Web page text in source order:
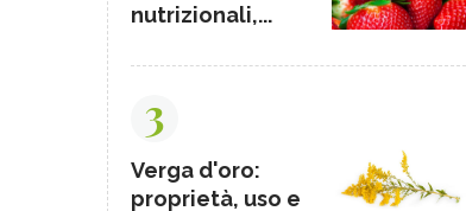
nutrizionali,...
3
Verga d'oro:
proprietà, uso e